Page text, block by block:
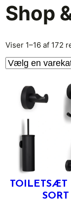
Shop
Viser 1–16 af 172
Vælg
varekategori
TOILETSÆT
SORT